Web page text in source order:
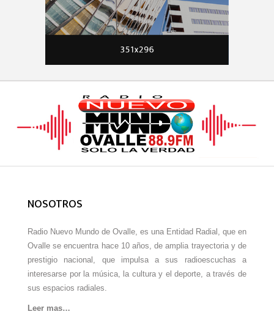
NOSOTROS
Radio Nuevo Mundo de Ovalle, es una Entidad Radial, que en
Ovalle se encuentra hace 10 años, de amplia trayectoria y de
prestigio nacional, que impulsa a sus radioescuchas a
interesarse por la música, la cultura y el deporte, a través de
sus espacios radiales.
Leer mas…